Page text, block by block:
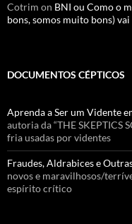
Cotrim on BNI ou Como o
bons, somos muito bons)
DOCUMENTOS CÉPTICOS
Aprenda a Ser um Vidente
autoria da “THE SKEPTICS
fria usadas por videntes
Fraudes, Aldrabices e
novos e maravilhosos/
espírito crítico